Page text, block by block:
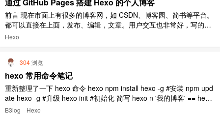
前言 现在市面上有很多的博客网，如 CSDN、博客园、简书等平台。
都可以直接在上面，发布、编辑，文章。用户交互也非常好，写的文
章更能直接在百度上直接搜索到。缺点是比较不自由，会受到各种因
时间。 除此 ..
Hexo
304浏览
hexo 常用命令笔记
重新整理了一下 hexo 命令 hexo npm install hexo -g #安装 npm upd
ate hexo -g #升级 hexo init #初始化 简写 hexo n '我的博客' == hexo
new '我的博客' #新建文章 hexo p == hexo publish hexo g == he ..
B3log Hexo